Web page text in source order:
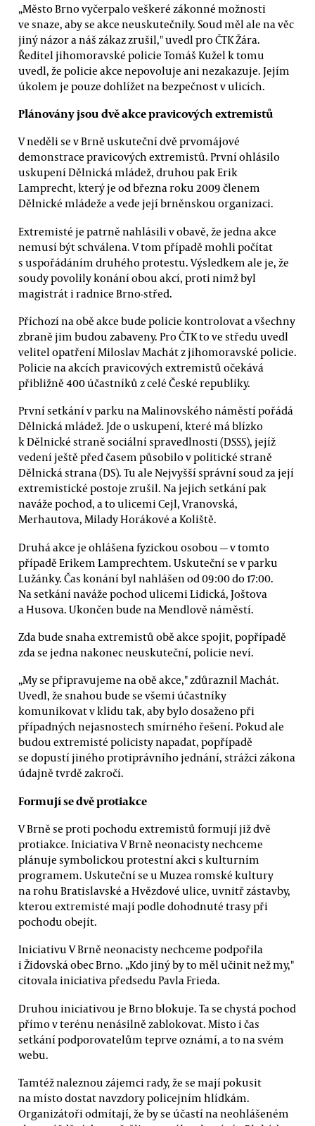
„Město Brno vyčerpalo veškeré zákonné možnosti
ve snaze, aby se akce neuskutečnily. Soud měl ale na věc
jiný názor a náš zákaz zrušil," uvedl pro ČTK Žára.
Ředitel jihomoravské policie Tomáš Kužel k tomu
uvedl, že policie akce nepovoluje ani nezakazuje. Jejím
úkolem je pouze dohlížet na bezpečnost v ulicích.
Plánovány jsou dvě akce pravicových extremistů
V neděli se v Brně uskuteční dvě prvomájové
demonstrace pravicových extremistů. První ohlásilo
uskupení Dělnická mládež, druhou pak Erik
Lamprecht, který je od března roku 2009 členem
Dělnické mládeže a vede její brněnskou organizaci.
Extremisté je patrně nahlásili v obavě, že jedna akce
nemusí být schválena. V tom případě mohli počítat
s uspořádáním druhého protestu. Výsledkem ale je, že
soudy povolily konání obou akcí, proti nimž byl
magistrát i radnice Brno-střed.
Příchozí na obě akce bude policie kontrolovat a všechny
zbraně jim budou zabaveny. Pro ČTK to ve středu uvedl
velitel opatření Miloslav Machát z jihomoravské policie.
Policie na akcích pravicových extremistů očekává
přibližně 400 účastníků z celé České republiky.
První setkání v parku na Malinovského náměstí pořádá
Dělnická mládež. Jde o uskupení, které má blízko
k Dělnické straně sociální spravedlnosti (DSSS), jejíž
vedení ještě před časem působilo v politické straně
Dělnická strana (DS). Tu ale Nejvyšší správní soud za její
extremistické postoje zrušil. Na jejich setkání pak
naváže pochod, a to ulicemi Cejl, Vranovská,
Merhautova, Milady Horákové a Koliště.
Druhá akce je ohlášena fyzickou osobou — v tomto
případě Erikem Lamprechtem. Uskuteční se v parku
Lužánky. Čas konání byl nahlášen od 09:00 do 17:00.
Na setkání naváže pochod ulicemi Lidická, Joštova
a Husova. Ukončen bude na Mendlově náměstí.
Zda bude snaha extremistů obě akce spojit, popřípadě
zda se jedna nakonec neuskuteční, policie neví.
„My se připravujeme na obě akce," zdůraznil Machát.
Uvedl, že snahou bude se všemi účastníky
komunikovat v klidu tak, aby bylo dosaženo při
případných nejasnostech smírného řešení. Pokud ale
budou extremisté policisty napadat, popřípadě
se dopustí jiného protiprávního jednání, strážci zákona
údajně tvrdě zakročí.
Formují se dvě protiakce
V Brně se proti pochodu extremistů formují již dvě
protiakce. Iniciativa V Brně neonacisty nechceme
plánuje symbolickou protestní akci s kulturním
programem. Uskuteční se u Muzea romské kultury
na rohu Bratislavské a Hvězdové ulice, uvnitř zástavby,
kterou extremisté mají podle dohodnuté trasy při
pochodu obejít.
Iniciativu V Brně neonacisty nechceme podpořila
i Židovská obec Brno. „Kdo jiný by to měl učinit než my,"
citovala iniciativa předsedu Pavla Frieda.
Druhou iniciativou je Brno blokuje. Ta se chystá pochod
přímo v terénu nenásilně zablokovat. Místo i čas
setkání podporovatelům teprve oznámí, a to na svém
webu.
Tamtéž naleznou zájemci rady, že se mají pokusit
na místo dostat navzdory policejním hlídkám.
Organizátoři odmítají, že by se účastí na neohlášeném